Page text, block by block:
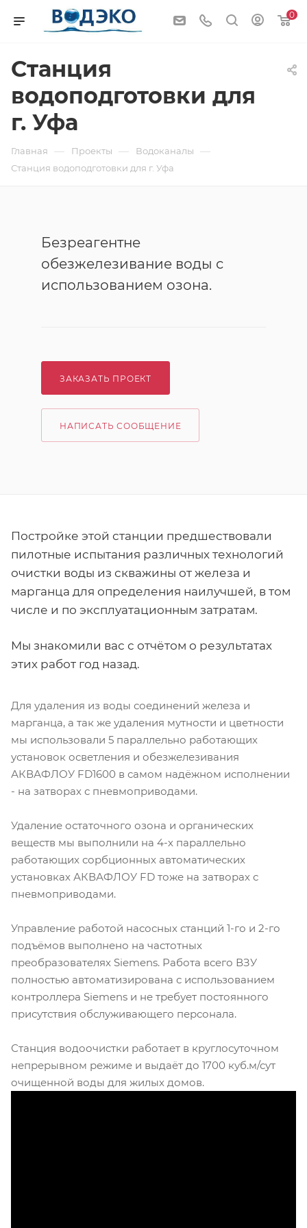
0
Станция
водоподготовки для
г. Уфа
Главная — Проекты — Водоканалы —
Станция водоподготовки для г. Уфа
Безреагентне
обезжелезивание воды с
использованием озона.
ЗАКАЗАТЬ ПРОЕКТ
НАПИСАТЬ СООБЩЕНИЕ
Постройке этой станции предшествовали
пилотные испытания различных технологий
очистки воды из скважины от железа и
марганца для определения наилучшей, в том
числе и по эксплуатационным затратам.
Мы знакомили вас с отчётом о результатах
этих работ год назад.
Для удаления из воды соединений железа и
марганца, а так же удаления мутности и цветности
мы использовали 5 параллельно работающих
установок осветления и обезжелезивания
АКВАФЛОУ FD1600 в самом надёжном исполнении
- на затворах с пневмоприводами.
Удаление остаточного озона и органических
веществ мы выполнили на 4-х параллельно
работающих сорбционных автоматических
установках АКВАФЛОУ FD тоже на затворах с
пневмоприводами.
Управление работой насосных станций 1-го и 2-го
подъёмов выполнено на частотных
преобразователях Siemens. Работа всего ВЗУ
полностью автоматизирована с использованием
контроллера Siemens и не требует постоянного
присутствия обслуживающего персонала.
Станция водоочистки работает в круглосуточном
непрерывном режиме и выдаёт до 1700 куб.м/сут
очищенной воды для жилых домов.